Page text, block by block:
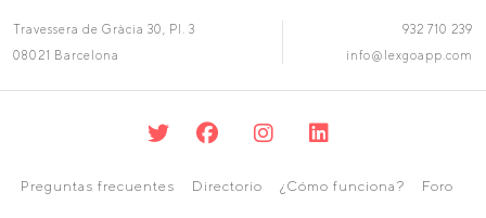
Travessera de Gràcia 30, Pl. 3
08021 Barcelona
932 710 239
info@lexgoapp.com
Preguntas frecuentes Directorio ¿Cómo funciona? Foro